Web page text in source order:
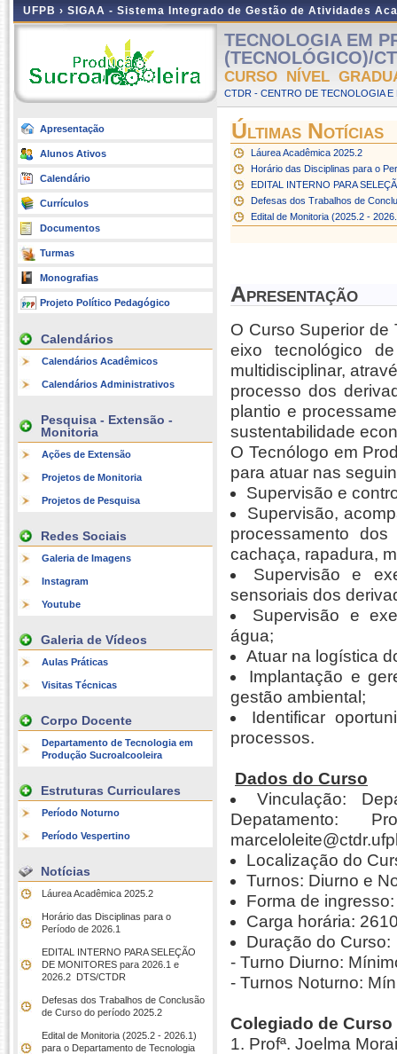
UFPB › SIGAA - Sistema Integrado de Gestão de Atividades
Apresentação
Alunos Ativos
Calendário
Currículos
Documentos
Turmas
Monografias
Projeto Político Pedagógico
Calendários
Calendários Acadêmicos
Calendários Administrativos
Pesquisa - Extensão -
Monitoria
Ações de Extensão
Projetos de Monitoria
Projetos de Pesquisa
Redes Sociais
Galeria de Imagens
Instagram
Youtube
Galeria de Vídeos
Aulas Práticas
Visitas Técnicas
Corpo Docente
Departamento de Tecnologia em
Produção Sucroalcooleira
Estruturas Curriculares
Período Noturno
Período Vespertino
Notícias
Láurea Acadêmica 2025.2
Horário das Disciplinas para o
Período de 2026.1
EDITAL INTERNO PARA SELEÇÃO
DE MONITORES para 2026.1 e
2026.2  DTS/CTDR
Defesas dos Trabalhos de Conclusão
de Curso do período 2025.2
Edital de Monitoria (2025.2 - 2026.1)
para o Departamento de Tecnologia
TECNOLOGIA EM
(TECNOLÓGICO)/
CURSO NÍVEL
CTDR - CENTRO DE TECNOLOGIA
Últimas Notícias
Láurea Acadêmica 2025.2
Horário das Disciplinas para o
EDITAL INTERNO PARA
Defesas dos Trabalhos de
Edital de Monitoria (2025.2 -
Apresentação
O Curso Superior de
eixo tecnológico
multidisciplinar,
processo dos
plantio e
sustentabilidade
O Tecnólogo em
para atuar nas
Supervisão e
Supervisão,
processamento
cachaça, rapadura,
Supervisão e
sensoriais dos
Supervisão e
água;
Atuar na logística
Implantação e
gestão ambiental;
Identificar
processos.
Dados do Curso
Vinculação:
Depatamento:
Localização do
Turnos: Diurno e
Forma de
Carga horária:
Duração do Curso:
- Turno Diurno:
- Turnos Noturno:
Colegiado de Curso
1. Profª. Joelma